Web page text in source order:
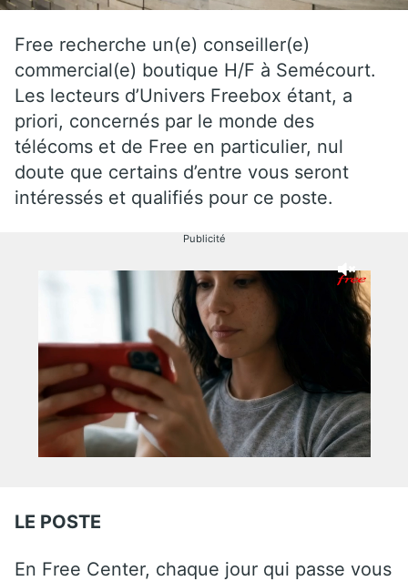
Free recherche un(e) conseiller(e)
commercial(e) boutique H/F à Semécourt.
Les lecteurs d’Univers Freebox étant, a
priori, concernés par le monde des
télécoms et de Free en particulier, nul
doute que certains d’entre vous seront
intéressés et qualifiés pour ce poste.
Publicité
LE POSTE
En Free Center, chaque jour qui passe vous